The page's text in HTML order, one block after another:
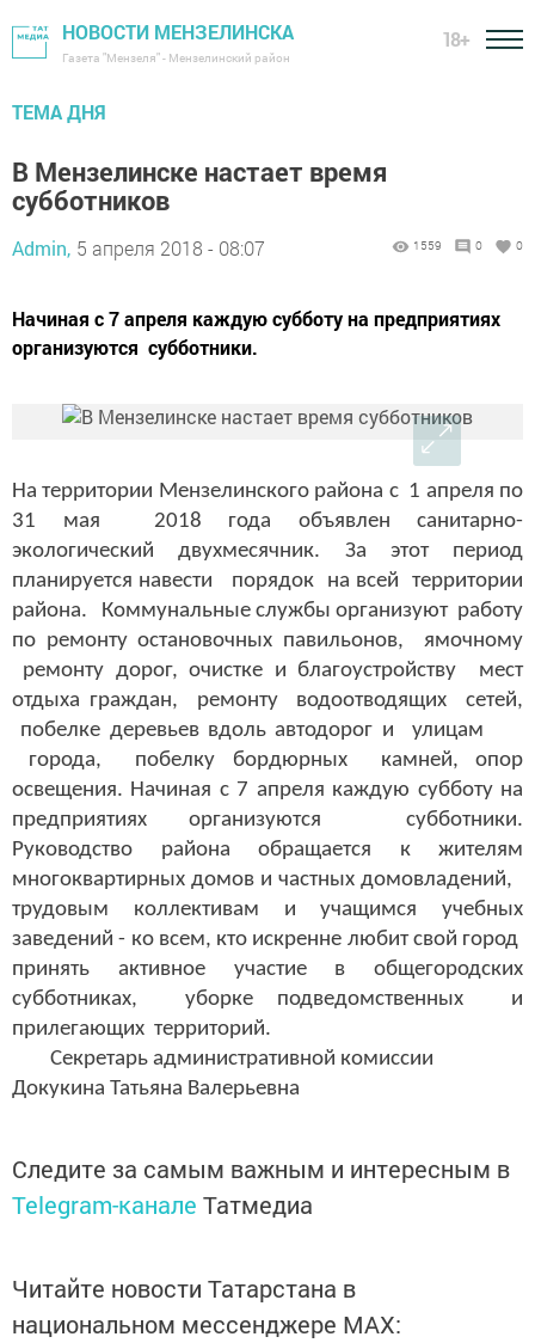
НОВОСТИ МЕНЗЕЛИНСКА
Газета "Мензеля" - Мензелинский район
18+
ТЕМА ДНЯ
В Мензелинске настает время
субботников
Admin, 5 апреля 2018 - 08:07 1559 0 0
Начиная с 7 апреля каждую субботу на предприятиях
организуются субботники.
На территории Мензелинского района с 1 апреля по
31 мая 2018 года объявлен санитарно-
экологический двухмесячник. За этот период
планируется навести порядок на всей территории
района. Коммунальные службы организуют работу
по ремонту остановочных павильонов, ямочному
ремонту дорог, очистке и благоустройству мест
отдыха граждан, ремонту водоотводящих сетей,
побелке деревьев вдоль автодорог и улицам
города, побелку бордюрных камней, опор
освещения. Начиная с 7 апреля каждую субботу на
предприятиях организуются субботники.
Руководство района обращается к жителям
многоквартирных домов и частных домовладений,
трудовым коллективам и учащимся учебных
заведений - ко всем, кто искренне любит свой город
принять активное участие в общегородских
субботниках, уборке подведомственных и
прилегающих территорий.
Секретарь административной комиссии
Докукина Татьяна Валерьевна
Следите за самым важным и интересным в
Telegram-канале Татмедиа
Читайте новости Татарстана в
национальном мессенджере MАХ: